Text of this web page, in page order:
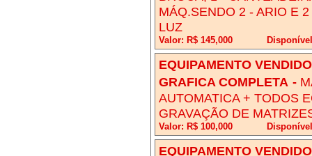
MÁQ.SENDO 2 - ARIO E
LUZ
Valor: R$ 145,000
EQUIPAMENTO
GRAFICA COMPLETA -
AUTOMATICA + TODOS
GRAVAÇÃO DE
Valor: R$ 100,000
EQUIPAMENTO